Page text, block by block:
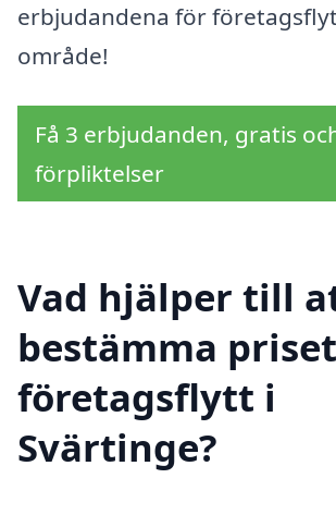
erbjudandena för
område!
Få 3 erbjudanden, gratis
förpliktelser
Vad hjälper till
bestämma
företagsflytt i
Svärtinge?